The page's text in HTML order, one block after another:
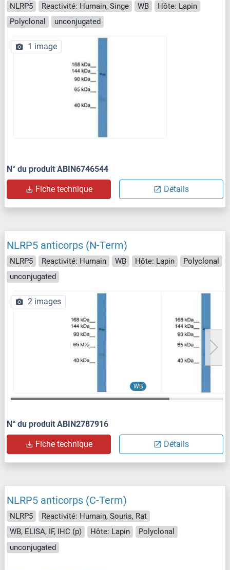
NLRP5 Reactivité: Humain, Singe WB
Hôte: Lapin
Polyclonal
unconjugated
1 image
N° du produit ABIN6746544
Fiche technique Détails
NLRP5 anticorps (N-Term)
NLRP5 Reactivité: Humain WB Hôte: Lapin
Polyclonal
unconjugated
WB
2 images
N° du produit ABIN2787916
Fiche technique Détails
NLRP5 anticorps (C-Term)
NLRP5
Reactivité: Humain, Souris, Rat
WB, ELISA, IF, IHC (p)
Hôte: Lapin
Polyclonal
unconjugated